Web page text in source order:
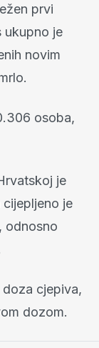
prvi
ukupno je
novim
osoba,
je
je
odnosno
cjepiva,
dozom.